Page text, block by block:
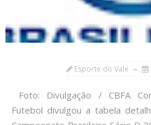
Esporte do Vale
Foto: Divulgação / CBFA
Futebol divulgou a tabela